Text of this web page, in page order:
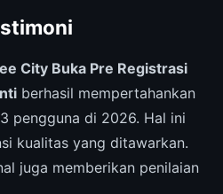
City Buka Pre Registrasi
berhasil mempertahankan
pengguna di 2026. Hal ini
kualitas yang ditawarkan.
juga memberikan penilaian